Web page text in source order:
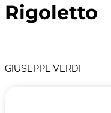
Rigoletto
GIUSEPPE VERDI